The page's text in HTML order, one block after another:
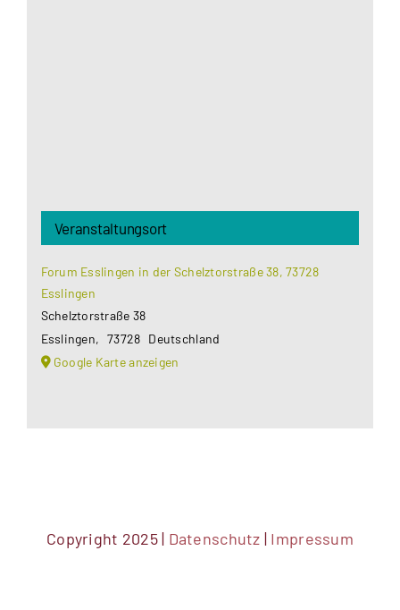
Veranstaltungsort
Forum Esslingen in der Schelztorstraße 38, 73728
Esslingen
Schelztorstraße 38
Esslingen, 73728 Deutschland
Google Karte anzeigen
Copyright 2025 | Datenschutz | Impressum